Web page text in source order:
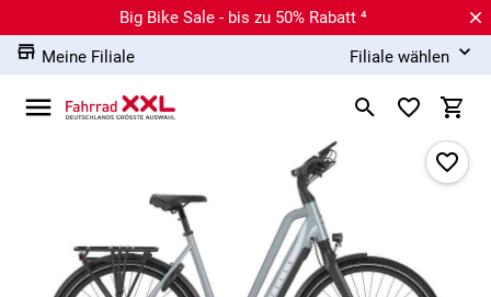
Big Bike Sale - bis zu 50% Rabatt ⁴
Meine Filiale
Filiale wählen